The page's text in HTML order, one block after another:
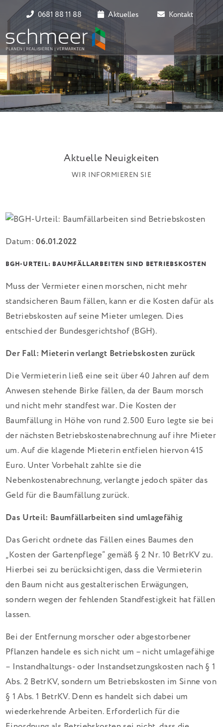
0681 88 11 88 Aktuelles Kontakt
Aktuelle Neuigkeiten
WIR INFORMIEREN SIE
Datum:06.01.2022
BGH-URTEIL: BAUMFÄLLARBEITEN SIND BETRIEBSKOSTEN
Muss der Vermieter einen morschen, nicht mehr
standsicheren Baum fällen, kann er die Kosten dafür als
Betriebskosten auf seine Mieter umlegen. Dies
entschied der Bundesgerichtshof (BGH).
Der Fall: Mieterin verlangt Betriebskosten zurück
Die Vermieterin ließ eine seit über 40 Jahren auf dem
Anwesen stehende Birke fällen, da der Baum morsch
und nicht mehr standfest war. Die Kosten der
Baumfällung in Höhe von rund 2.500 Euro legte sie bei
der nächsten Betriebskostenabrechnung auf ihre Mieter
um. Auf die klagende Mieterin entfielen hiervon 415
Euro. Unter Vorbehalt zahlte sie die
Nebenkostenabrechnung, verlangte jedoch später das
Geld für die Baumfällung zurück.
Das Urteil: Baumfällarbeiten sind umlagefähig
Das Gericht ordnete das Fällen eines Baumes den
„Kosten der Gartenpflege“ gemäß § 2 Nr. 10 BetrKV zu.
Hierbei sei zu berücksichtigen, dass die Vermieterin
den Baum nicht aus gestalterischen Erwägungen,
sondern wegen der fehlenden Standfestigkeit hat fällen
lassen.
Bei der Entfernung morscher oder abgestorbener
Pflanzen handele es sich nicht um – nicht umlagefähige
– Instandhaltungs- oder Instandsetzungskosten nach § 1
Abs. 2 BetrKV, sondern um Betriebskosten im Sinne von
§ 1 Abs. 1 BetrKV. Denn es handelt sich dabei um
wiederkehrende Arbeiten. Erforderlich für die